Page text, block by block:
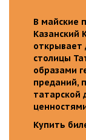
В майские
Казанский
открывает
столицы
образами
преданий,
татарской
Купить